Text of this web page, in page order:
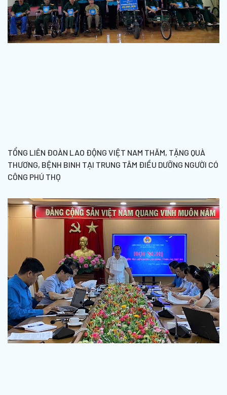
TỔNG LIÊN ĐOÀN LAO ĐỘNG VIỆT NAM THĂM, TẶNG QUÀ
THƯƠNG, BỆNH BINH TẠI TRUNG TÂM ĐIỀU DƯỠNG NGƯỜI CÓ
CÔNG PHÚ THỌ